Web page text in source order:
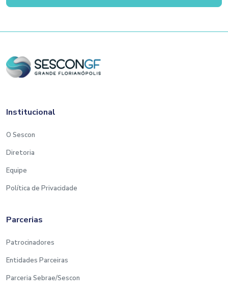
Institucional
O Sescon
Diretoria
Equipe
Política de Privacidade
Parcerias
Patrocinadores
Entidades Parceiras
Parceria Sebrae/Sescon